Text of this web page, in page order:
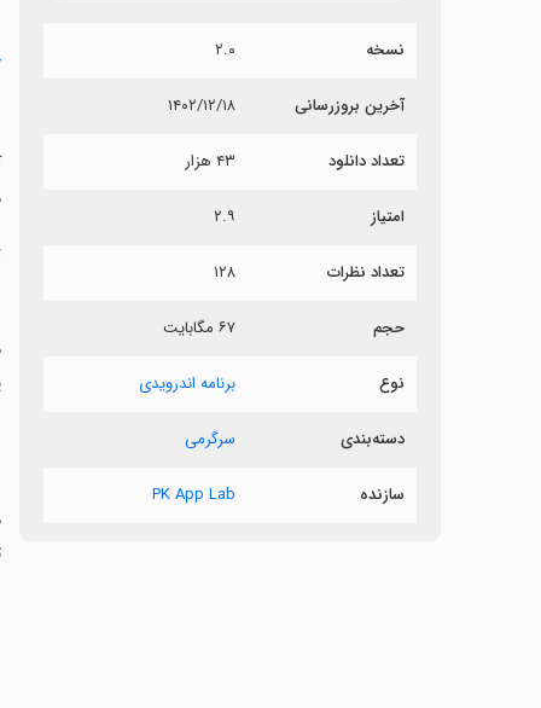
نسخه ۲.۰
آخرین بروزرسانی ۱۴۰۲/۱۲/۱۸
تعداد دانلود ۴۳ هزار
امتیاز ۲.۹
تعداد نظرات ۱۲۸
حجم ۶۷ مگابایت
نوع برنامه اندرویدی
دسته‌بندی سرگرمی
سازنده PK App Lab